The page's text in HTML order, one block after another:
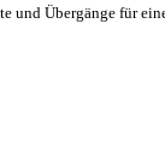
und Übergänge für